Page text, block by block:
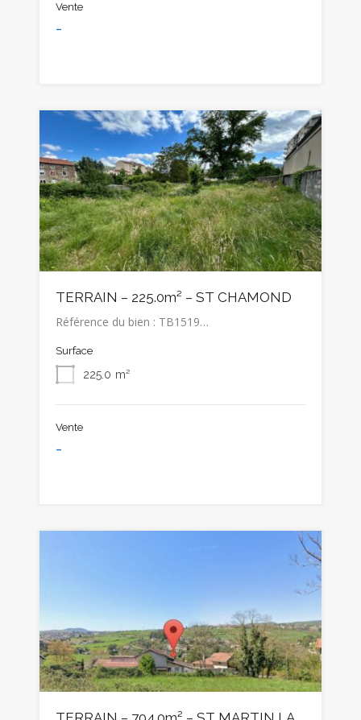
Vente
-
TERRAIN – 225.0m² – ST CHAMOND
Référence du bien : TB1519…
Surface
225.0 m²
Vente
-